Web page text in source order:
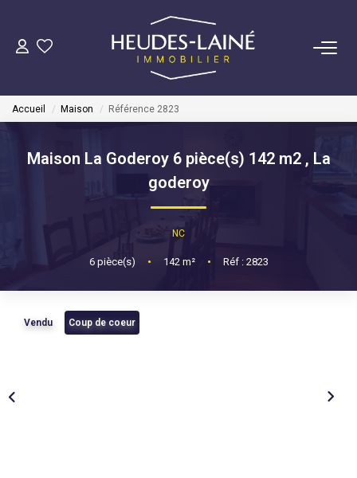
VENDRE
ACHETER
LOUER
GÉRER
Mise En Location
Gestion Locative
Accueil Maison Référence 2823
Maison La Goderoy 6 pièce(s) 142 m2 , La
goderoy
NC
6pièce(s) • 142 m² • Réf : 2823
Vendu Coup de coeur